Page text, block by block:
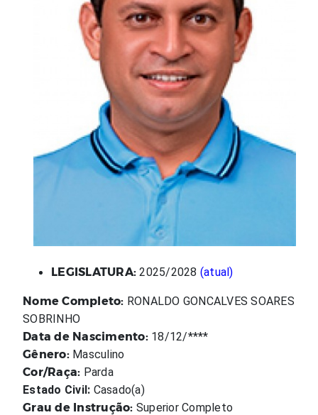
LEGISLATURA:2025/2028 (atual)
Nome Completo: RONALDO GONCALVES SOARES
SOBRINHO
Data de Nascimento: 18/12/****
Gênero:Masculino
Cor/Raça: Parda
Estado Civil: Casado(a)
Grau de Instrução: Superior Completo